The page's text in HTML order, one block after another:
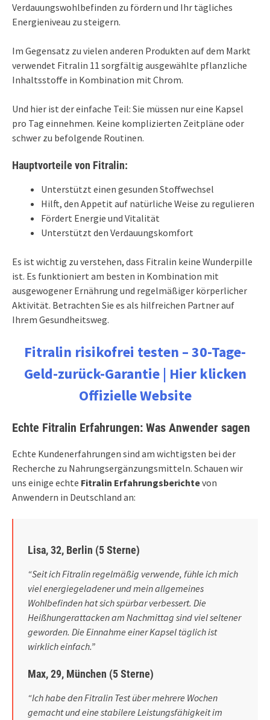
Verdauungswohlbefinden zu fördern und Ihr tägliches
Energieniveau zu steigern.
Im Gegensatz zu vielen anderen Produkten auf dem Markt
verwendet Fitralin 11 sorgfältig ausgewählte pflanzliche
Inhaltsstoffe in Kombination mit Chrom.
Und hier ist der einfache Teil: Sie müssen nur eine Kapsel
pro Tag einnehmen. Keine komplizierten Zeitpläne oder
schwer zu befolgende Routinen.
Hauptvorteile von Fitralin:
Unterstützt einen gesunden Stoffwechsel
Hilft, den Appetit auf natürliche Weise zu regulieren
Fördert Energie und Vitalität
Unterstützt den Verdauungskomfort
Es ist wichtig zu verstehen, dass Fitralin keine Wunderpille
ist. Es funktioniert am besten in Kombination mit
ausgewogener Ernährung und regelmäßiger körperlicher
Aktivität. Betrachten Sie es als hilfreichen Partner auf
Ihrem Gesundheitsweg.
Fitralin risikofrei testen – 30-Tage-
Geld-zurück-Garantie | Hier klicken
Offizielle Website
Echte Fitralin Erfahrungen: Was Anwender sagen
Echte Kundenerfahrungen sind am wichtigsten bei der
Recherche zu Nahrungsergänzungsmitteln. Schauen wir
uns einige echte Fitralin Erfahrungsberichtevon
Anwendern in Deutschland an:
Lisa, 32, Berlin (5 Sterne)
“Seit ich Fitralin regelmäßig verwende, fühle ich mich
viel energiegeladener und mein allgemeines
Wohlbefinden hat sich spürbar verbessert. Die
Heißhungerattacken am Nachmittag sind viel seltener
geworden. Die Einnahme einer Kapsel täglich ist
wirklich einfach.”
Max, 29, München (5 Sterne)
“Ich habe den Fitralin Test über mehrere Wochen
gemacht und eine stabilere Leistungsfähigkeit im